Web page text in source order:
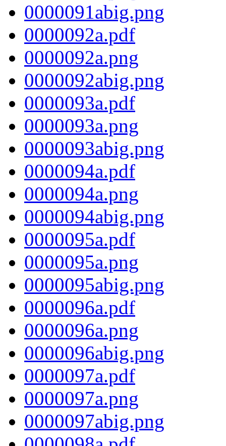
0000091abig.png
0000092a.pdf
0000092a.png
0000092abig.png
0000093a.pdf
0000093a.png
0000093abig.png
0000094a.pdf
0000094a.png
0000094abig.png
0000095a.pdf
0000095a.png
0000095abig.png
0000096a.pdf
0000096a.png
0000096abig.png
0000097a.pdf
0000097a.png
0000097abig.png